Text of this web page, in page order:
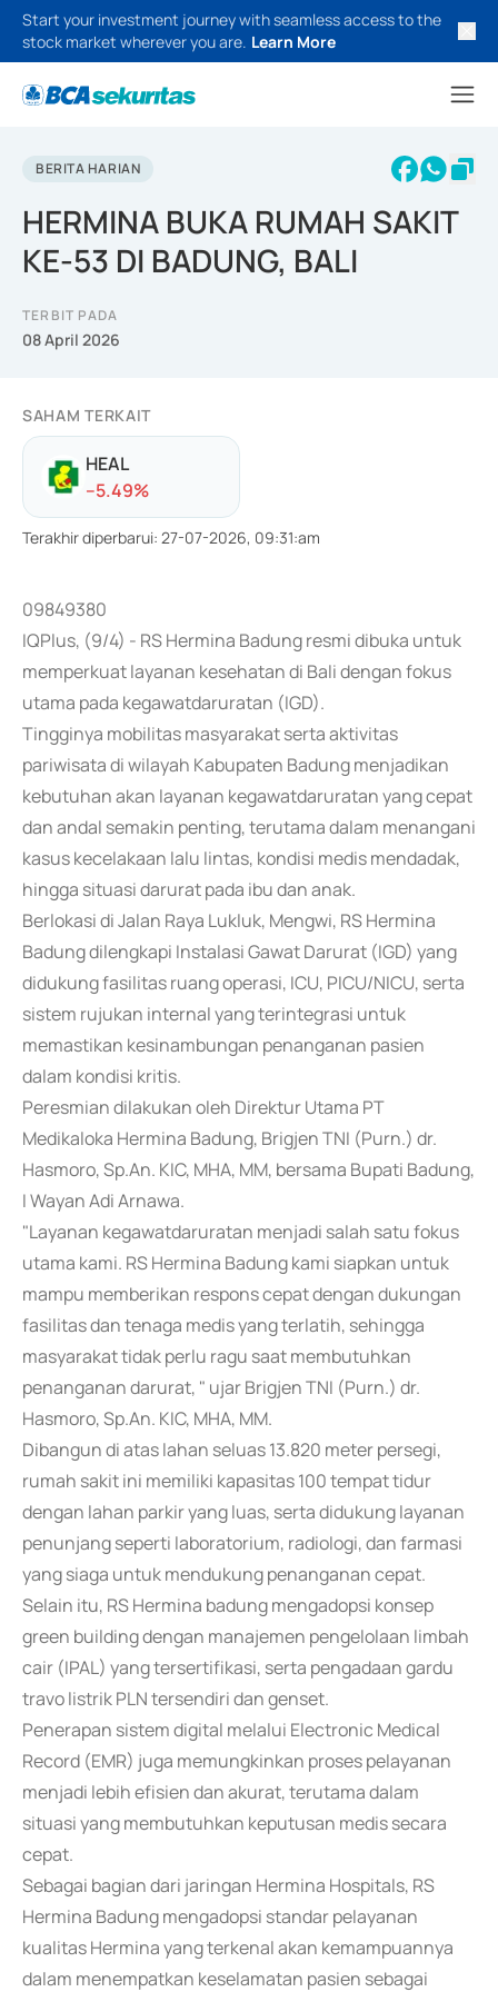
Start your investment journey with seamless access to the
stock market wherever you are. Learn More
BERITA HARIAN
HERMINA BUKA RUMAH SAKIT
KE-53 DI BADUNG, BALI
TERBIT PADA
08 April 2026
SAHAM TERKAIT
HEAL
--5.49%
Terakhir diperbarui: 27-07-2026, 09:31:am
09849380
IQPlus, (9/4) - RS Hermina Badung resmi dibuka untuk
memperkuat layanan kesehatan di Bali dengan fokus
utama pada kegawatdaruratan (IGD).
Tingginya mobilitas masyarakat serta aktivitas
pariwisata di wilayah Kabupaten Badung menjadikan
kebutuhan akan layanan kegawatdaruratan yang cepat
dan andal semakin penting, terutama dalam menangani
kasus kecelakaan lalu lintas, kondisi medis mendadak,
hingga situasi darurat pada ibu dan anak.
Berlokasi di Jalan Raya Lukluk, Mengwi, RS Hermina
Badung dilengkapi Instalasi Gawat Darurat (IGD) yang
didukung fasilitas ruang operasi, ICU, PICU/NICU, serta
sistem rujukan internal yang terintegrasi untuk
memastikan kesinambungan penanganan pasien
dalam kondisi kritis.
Peresmian dilakukan oleh Direktur Utama PT
Medikaloka Hermina Badung, Brigjen TNI (Purn.) dr.
Hasmoro, Sp.An. KIC, MHA, MM, bersama Bupati Badung,
I Wayan Adi Arnawa.
"Layanan kegawatdaruratan menjadi salah satu fokus
utama kami. RS Hermina Badung kami siapkan untuk
mampu memberikan respons cepat dengan dukungan
fasilitas dan tenaga medis yang terlatih, sehingga
masyarakat tidak perlu ragu saat membutuhkan
penanganan darurat, " ujar Brigjen TNI (Purn.) dr.
Hasmoro, Sp.An. KIC, MHA, MM.
Dibangun di atas lahan seluas 13.820 meter persegi,
rumah sakit ini memiliki kapasitas 100 tempat tidur
dengan lahan parkir yang luas, serta didukung layanan
penunjang seperti laboratorium, radiologi, dan farmasi
yang siaga untuk mendukung penanganan cepat.
Selain itu, RS Hermina badung mengadopsi konsep
green building dengan manajemen pengelolaan limbah
cair (IPAL) yang tersertifikasi, serta pengadaan gardu
travo listrik PLN tersendiri dan genset.
Penerapan sistem digital melalui Electronic Medical
Record (EMR) juga memungkinkan proses pelayanan
menjadi lebih efisien dan akurat, terutama dalam
situasi yang membutuhkan keputusan medis secara
cepat.
Sebagai bagian dari jaringan Hermina Hospitals, RS
Hermina Badung mengadopsi standar pelayanan
kualitas Hermina yang terkenal akan kemampuannya
dalam menempatkan keselamatan pasien sebagai